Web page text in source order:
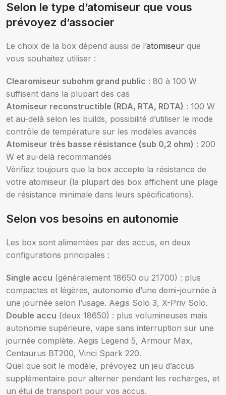
Selon le type d’atomiseur que vous
prévoyez d’associer
Le choix de la box dépend aussi de l’atomiseur que
vous souhaitez utiliser :
Clearomiseur subohm grand public : 80 à 100 W
suffisent dans la plupart des cas
Atomiseur reconstructible (RDA, RTA, RDTA) : 100 W
et au-delà selon les builds, possibilité d’utiliser le mode
contrôle de température sur les modèles avancés
Atomiseur très basse résistance (sub 0,2 ohm) : 200
W et au-delà recommandés
Vérifiez toujours que la box accepte la résistance de
votre atomiseur (la plupart des box affichent une plage
de résistance minimale dans leurs spécifications).
Selon vos besoins en autonomie
Les box sont alimentées par des accus, en deux
configurations principales :
Single accu (généralement 18650 ou 21700) : plus
compactes et légères, autonomie d’une demi-journée à
une journée selon l’usage. Aegis Solo 3, X-Priv Solo.
Double accu (deux 18650) : plus volumineuses mais
autonomie supérieure, vape sans interruption sur une
journée complète. Aegis Legend 5, Armour Max,
Centaurus BT200, Vinci Spark 220.
Quel que soit le modèle, prévoyez un jeu d’accus
supplémentaire pour alterner pendant les recharges, et
un étui de transport pour vos accus.